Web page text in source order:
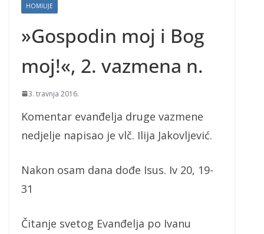
HOMILIJE
»Gospodin moj i Bog
moj!«, 2. vazmena n.
3. travnja 2016.
Komentar evanđelja druge vazmene
nedjelje napisao je vlč. Ilija Jakovljević.
Nakon osam dana dođe Isus. Iv 20, 19-
31
Čitanje svetog Evanđelja po Ivanu